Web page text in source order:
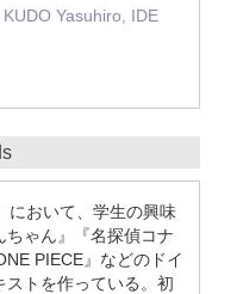
Yasuhiro, IDE
において、学生の興味
ちゃん』『名探偵コナ
PIECE』などのドイ
ストを作っている。初